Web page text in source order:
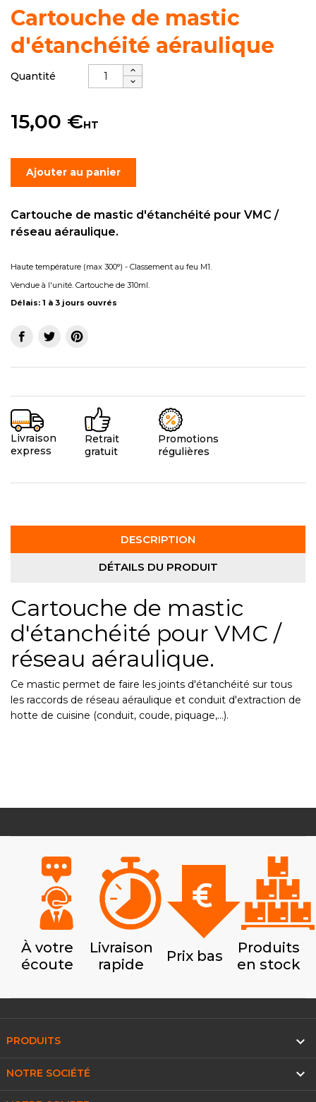
Cartouche de mastic
d'étanchéité aéraulique
Quantité
15,00 €HT
Ajouter au panier
Cartouche de mastic d'étanchéité pour VMC /
réseau aéraulique.
Haute température (max 300°) - Classement au feu M1.
Vendue à l'unité. Cartouche de 310ml.
Délais: 1 à 3 jours ouvrés
Livraison
express
Retrait
gratuit
Promotions
régulières
DESCRIPTION
DÉTAILS DU PRODUIT
Cartouche de mastic
d'étanchéité pour VMC /
réseau aéraulique.
Ce mastic permet de faire les joints d'étanchéité sur tous
les raccords de réseau aéraulique et conduit d'extraction de
hotte de cuisine (conduit, coude, piquage,...).
À votre
écoute
Livraison
rapide
Prix bas
Produits
en stock
PRODUITS 
NOTRE SOCIÉTÉ 